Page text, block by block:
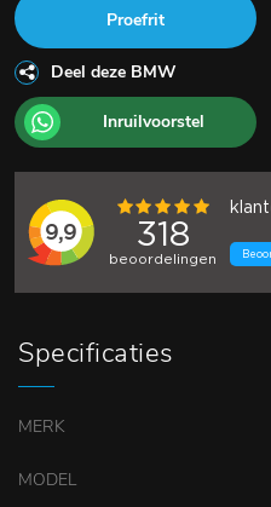
Proefrit
Deel deze BMW
Inruilvoorstel
Specificaties
MERK
MODEL